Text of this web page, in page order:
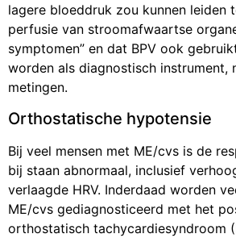
lagere bloeddruk zou kunnen leiden
perfusie van stroomafwaartse
symptomen” en dat BPV ook
worden als diagnostisch instrument,
metingen.
Orthostatische hypotensie
Bij veel mensen met ME/cvs is de
bij staan abnormaal, inclusief
verlaagde HRV. Inderdaad worden
ME/cvs gediagnosticeerd met het
orthostatisch tachycardiesyndroom